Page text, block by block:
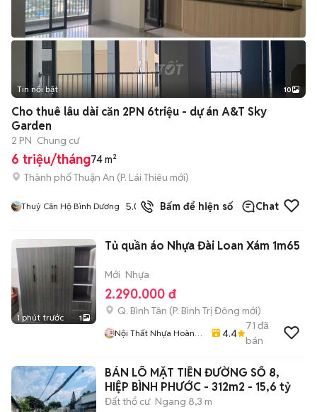
+2
Tin nổi bật 10
Cho thuê lâu dài căn 2PN 6triệu - dự án A&T Sky
Garden
2 PN Chung cư
6 triệu/tháng74 m²
Thành phố Thuận An (P. Lái Thiêu mới)
Thuỷ Căn Hộ Bình Dương 5.0 7 đã bán
Bấm để hiện số Chat
1 phút trước 1
Tủ quần áo Nhựa Đài Loan Xám 1m65
Mới Nhựa
2.290.000 đ
Q. Bình Tân (P. Bình Trị Đông mới)
Nội Thất Nhựa Hoàng
4.4
71 đã
bán
BÁN LÔ MẶT TIỀN ĐƯỜNG SỐ 8,
HIỆP BÌNH PHƯỚC - 312m2 - 15,6 tỷ
Đất thổ cư Ngang 8,3 m